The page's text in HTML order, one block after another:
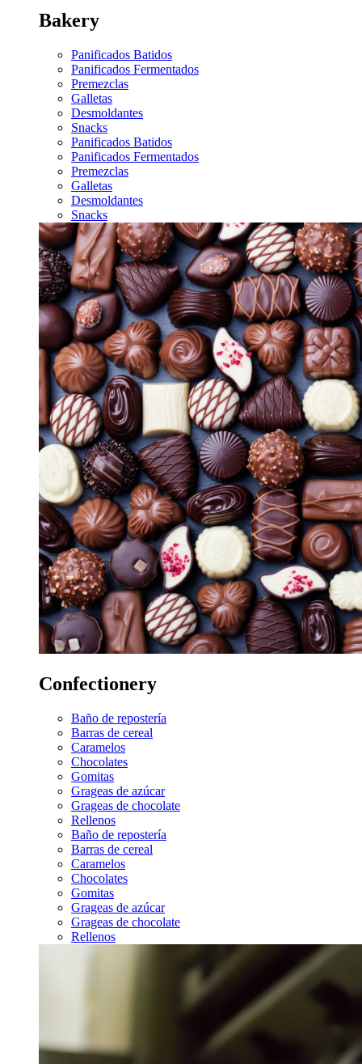
Bakery
Panificados Batidos
Panificados Fermentados
Premezclas
Galletas
Desmoldantes
Snacks
Panificados Batidos
Panificados Fermentados
Premezclas
Galletas
Desmoldantes
Snacks
Confectionery
Baño de repostería
Barras de cereal
Caramelos
Chocolates
Gomitas
Grageas de azúcar
Grageas de chocolate
Rellenos
Baño de repostería
Barras de cereal
Caramelos
Chocolates
Gomitas
Grageas de azúcar
Grageas de chocolate
Rellenos